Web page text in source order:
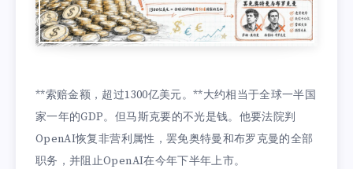
**索赔金额，超过1300亿美元。**大约相当于全球一半国
家一年的GDP。但马斯克要的不光是钱。他要法院判
OpenAI恢复非营利属性，罢免奥特曼和布罗克曼的全部
职务，并阻止OpenAI在今年下半年上市。